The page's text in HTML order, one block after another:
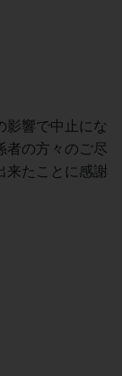
影響で中止にな
者の方々のご尽
来たことに感謝